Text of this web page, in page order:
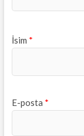
İsim *
E-posta *